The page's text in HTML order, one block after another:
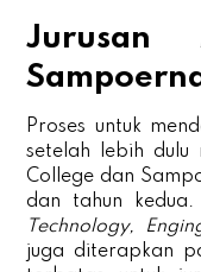
Jurusan
Proses untuk
setelah lebih dulu
College dan
dan tahun
Technology,
juga diterapkan